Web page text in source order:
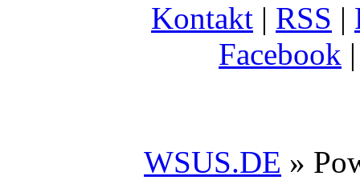
Kontakt | RSS |
Facebook
WSUS.DE »